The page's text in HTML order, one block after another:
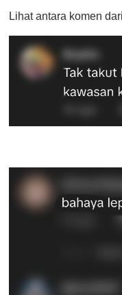
Lihat antara komen